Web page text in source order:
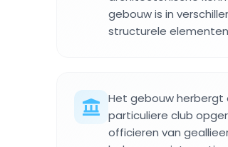
gebouw is in
structurele
Het gebouw herbergt
particuliere club
officieren van